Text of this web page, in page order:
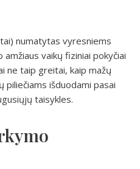
numatytas vyresniems
vaikų fiziniai pokyčiai
ne taip greitai, kaip mažų
piliečiams išduodami pasai
taisykles.